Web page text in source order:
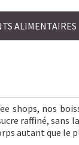
ALIMENTAIRES
shops, nos
raffiné, sans
autant que le